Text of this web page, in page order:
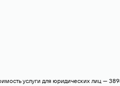
услуги для юридических лиц —